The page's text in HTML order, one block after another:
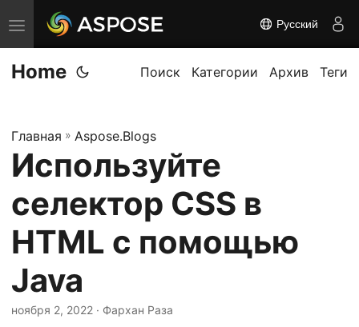
П
е
р
л
ю
и
т
ь
н
а
в
Русский
Home Поиск Категории Архив Теги
Главная » Aspose.Blogs
Используйте
селектор CSS в
HTML с помощью
Java
ноября 2, 2022 · Фархан Раза